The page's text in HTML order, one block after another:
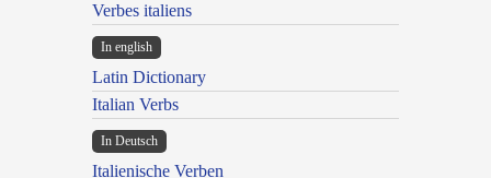
Verbes italiens
In english
Latin Dictionary
Italian Verbs
In Deutsch
Italienische Verben